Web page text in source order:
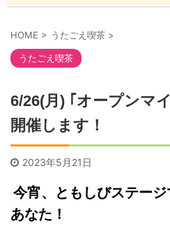
HOME > うたごえ喫茶 >
うたごえ喫茶
6/26(月) ｢オープンマ
開催します！
2023年5月21日
今宵、ともしびステー
あなた！